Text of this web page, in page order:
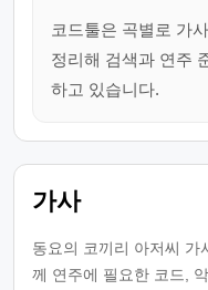
코드툴은 곡별로 가
정리해 검색과 연주
하고 있습니다.
가사
동요의 코끼리 아저씨 가
께 연주에 필요한 코드,